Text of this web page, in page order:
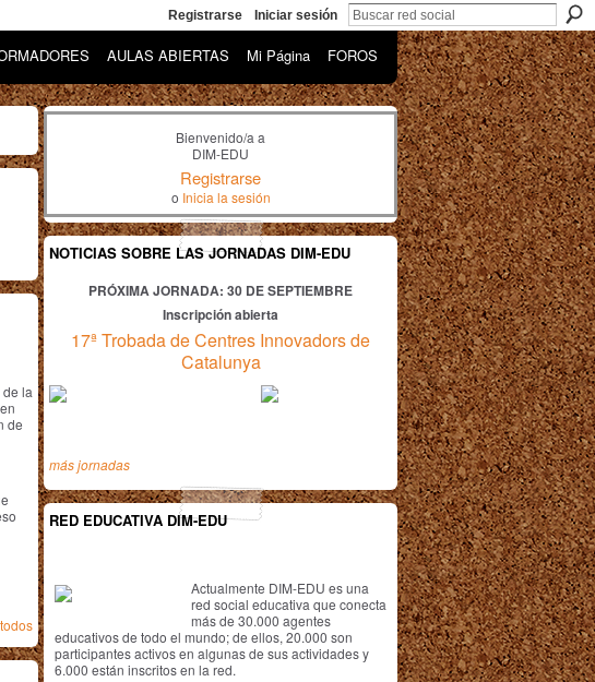
Registrarse Iniciar sesión
AULAS ABIERTAS Mi Página FOROS
la
de
Bienvenido/a a
DIM-EDU
Registrarse
o Inicia la sesión
NOTICIAS SOBRE LAS JORNADAS DIM-EDU
PRÓXIMA JORNADA: 30 DE SEPTIEMBRE
Inscripción abierta
17ª Trobada de Centres Innovadors de
Catalunya
más jornadas
RED EDUCATIVA DIM-EDU
Actualmente DIM-EDU es una
red social educativa que conecta
más de 30.000 agentes
educativos de todo el mundo; de ellos, 20.000 son
participantes activos en algunas de sus actividades y
6.000 están inscritos en la red.